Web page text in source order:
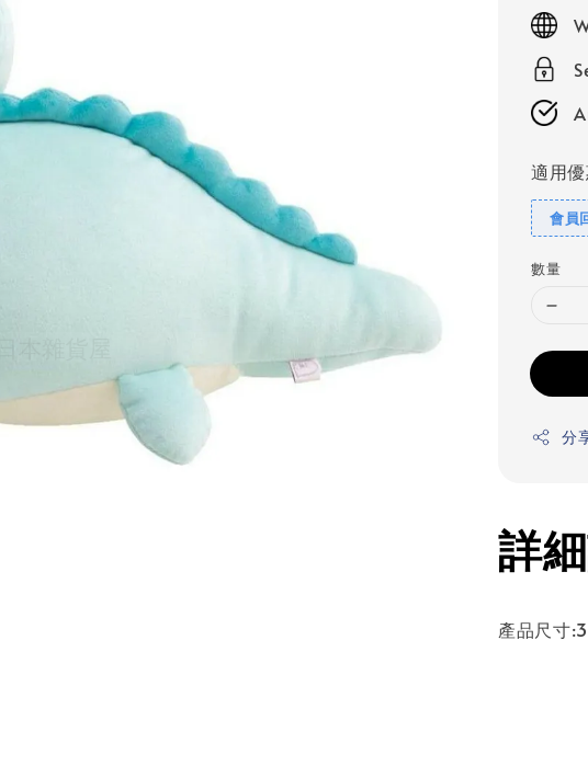
price
適用
會員
數量
分
詳
產品尺寸